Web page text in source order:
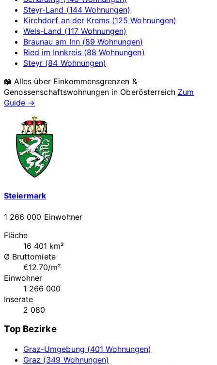
Steyr-Land (144 Wohnungen)
Kirchdorf an der Krems (125 Wohnungen)
Wels-Land (117 Wohnungen)
Braunau am Inn (89 Wohnungen)
Ried im Innkreis (88 Wohnungen)
Steyr (84 Wohnungen)
📖 Alles über Einkommensgrenzen &
Genossenschaftswohnungen in Oberösterreich Zum
Guide →
Steiermark
1 266 000 Einwohner
Fläche
16 401 km²
Ø Bruttomiete
€12.70/m²
Einwohner
1 266 000
Inserate
2 080
Top Bezirke
Graz-Umgebung (401 Wohnungen)
Graz (349 Wohnungen)